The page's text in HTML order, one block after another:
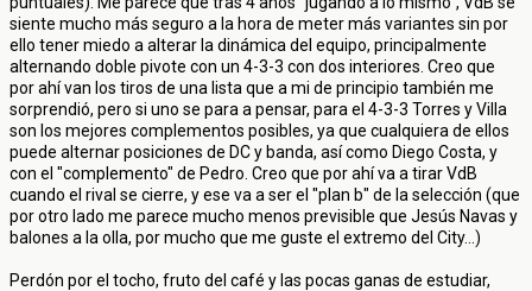
siente mucho más seguro a la hora de meter más variantes sin por
ello tener miedo a alterar la dinámica del equipo, principalmente
alternando doble pivote con un 4-3-3 con dos interiores. Creo que
por ahí van los tiros de una lista que a mi de principio también me
sorprendió, pero si uno se para a pensar, para el 4-3-3 Torres y Villa
son los mejores complementos posibles, ya que cualquiera de ellos
puede alternar posiciones de DC y banda, así como Diego Costa, y
con el "complemento" de Pedro. Creo que por ahí va a tirar VdB
cuando el rival se cierre, y ese va a ser el "plan b" de la selección (que
por otro lado me parece mucho menos previsible que Jesús Navas y
balones a la olla, por mucho que me guste el extremo del City...)
Perdón por el tocho, fruto del café y las pocas ganas de estudiar,